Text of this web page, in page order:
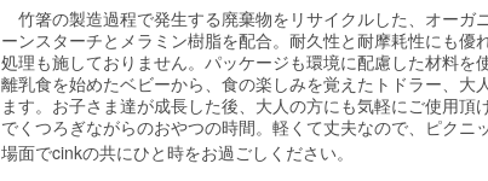
竹箸の製造過程で発生する廃棄物をリサイクルした、オーガ
ーンスターチとメラミン樹脂を配合。耐久性と耐摩耗性にも
処理も施しておりません。パッケージも環境に配慮した材料を
離乳食を始めたベビーから、食の楽しみを覚えたトドラー、大
ます。お子さま達が成長した後、大人の方にも気軽にご使用
でくつろぎながらのおやつの時間。軽くて丈夫なので、ピクニ
場面でcinkの共にひと時をお過ごしください。